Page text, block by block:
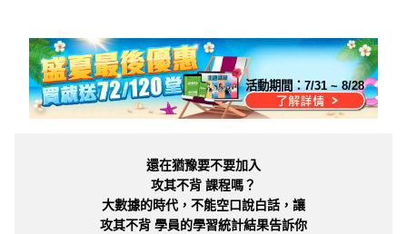
活動期間：7/31 ~ 8/28
還在猶豫要不要加入
攻其不背 課程嗎？
大數據的時代，不能空口說白話，讓
攻其不背 學員的學習統計結果告訴你